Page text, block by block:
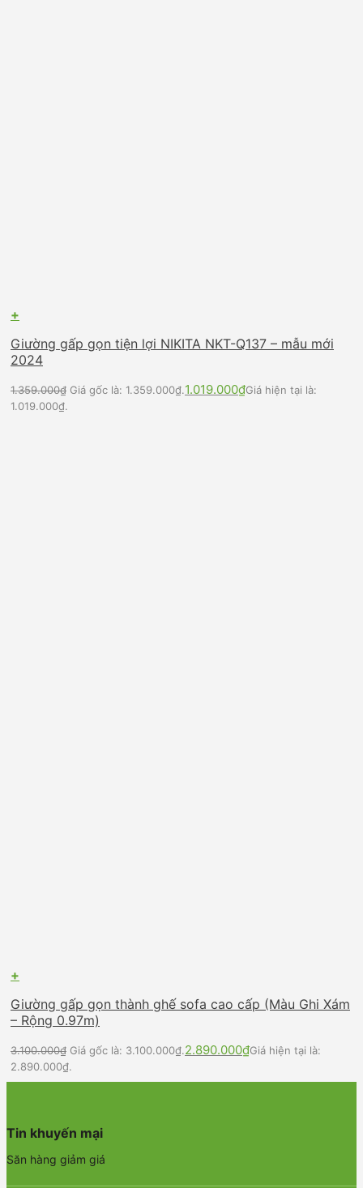
+
Giường gấp gọn tiện lợi NIKITA NKT-Q137 – mẫu mới
2024
1.359.000₫ Giá gốc là: 1.359.000₫.1.019.000₫Giá hiện tại là:
1.019.000₫.
+
Giường gấp gọn thành ghế sofa cao cấp (Màu Ghi Xám
– Rộng 0.97m)
3.100.000₫ Giá gốc là: 3.100.000₫.2.890.000₫Giá hiện tại là:
2.890.000₫.
Tin khuyến mại
Săn hàng giảm giá